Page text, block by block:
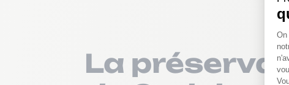
La